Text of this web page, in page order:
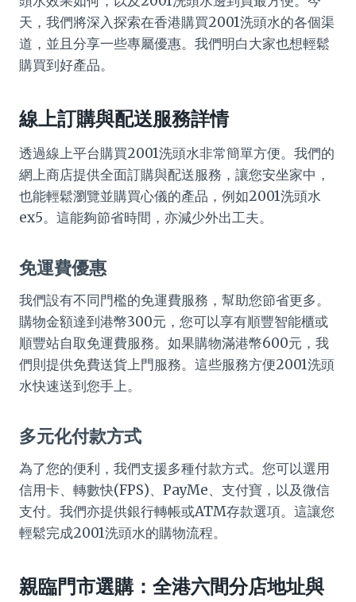
天，我們將深入探索在香港購買2001洗頭水的各個渠
道，並且分享一些專屬優惠。我們明白大家也想輕鬆
購買到好產品。
線上訂購與配送服務詳情
透過線上平台購買2001洗頭水非常簡單方便。我們的
網上商店提供全面訂購與配送服務，讓您安坐家中，
也能輕鬆瀏覽並購買心儀的產品，例如2001洗頭水
ex5。這能夠節省時間，亦減少外出工夫。
免運費優惠
我們設有不同門檻的免運費服務，幫助您節省更多。
購物金額達到港幣300元，您可以享有順豐智能櫃或
順豐站自取免運費服務。如果購物滿港幣600元，我
們則提供免費送貨上門服務。這些服務方便2001洗頭
水快速送到您手上。
多元化付款方式
為了您的便利，我們支援多種付款方式。您可以選用
信用卡、轉數快(FPS)、PayMe、支付寶，以及微信
支付。我們亦提供銀行轉帳或ATM存款選項。這讓您
輕鬆完成2001洗頭水的購物流程。
親臨門市選購：全港六間分店地址與